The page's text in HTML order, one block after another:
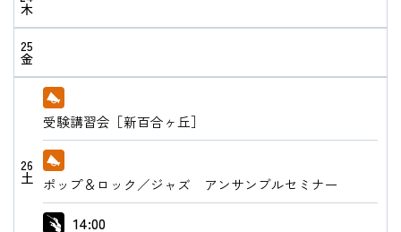
木
25
金
26
土
受験講習会［新百合ヶ丘］
ポップ＆ロック／ジャズ アンサンブルセミナー
14:00